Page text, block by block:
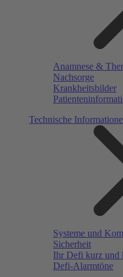
Anamnese &
Nachsorge
Krankheitsbilder
Technische
Systeme und
Sicherheit
Ihr Defi kurz und
Defi-Alarmtöne